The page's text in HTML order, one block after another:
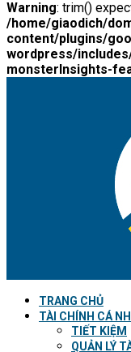
Warning: trim()
/home/giaodich/
content/plugins/
wordpress/
monsterInsights-
TRANG CHỦ
TÀI CHÍNH CÁ
TIẾT KIỆM
QUẢN LÝ